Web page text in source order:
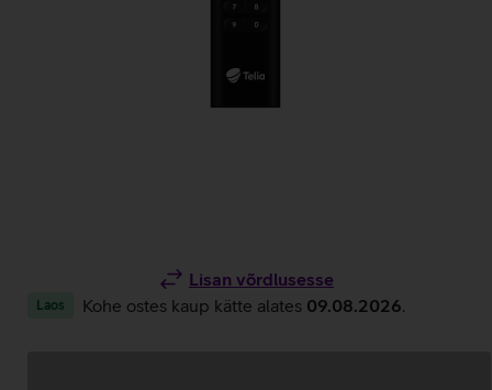
Lisan võrdlusesse
Laos Kohe ostes kaup kätte alates 09.08.2026